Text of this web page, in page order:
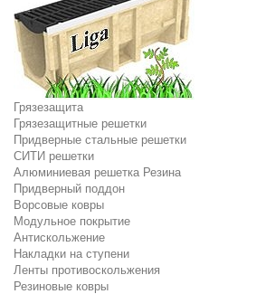
Грязезащита
Грязезащитные решетки
Придверные стальные решетки
СИТИ решетки
Алюминиевая решетка Резина
Придверный поддон
Ворсовые ковры
Модульное покрытие
Антискольжение
Накладки на ступени
Ленты противоскольжения
Резиновые ковры